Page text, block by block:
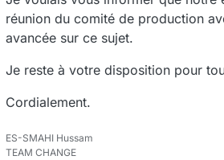
anglais et que je copie
Exception : si le
Toutefois, si ce lien a
J'espère avoir apporté
Cordialement,
réunion du comité de production
avancée sur ce sujet.
Je reste à votre disposition pour
Cordialement.
ES-SMAHI Hussam
TEAM CHANGE